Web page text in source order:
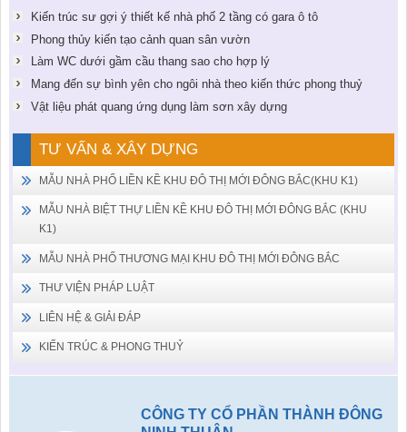
Kiến trúc sư gợi ý thiết kế nhà phố 2 tầng có gara ô tô
Phong thủy kiến tạo cảnh quan sân vườn
Làm WC dưới gầm cầu thang sao cho hợp lý
Mang đến sự bình yên cho ngôi nhà theo kiến thức phong thuỷ
Vật liệu phát quang ứng dụng làm sơn xây dựng
TƯ VẤN & XÂY DỰNG
MẪU NHÀ PHỐ LIỀN KỀ KHU ĐÔ THỊ MỚI ĐÔNG BẮC(KHU K1)
MẪU NHÀ BIỆT THỰ LIỀN KỀ KHU ĐÔ THỊ MỚI ĐÔNG BẮC (KHU
K1)
MẪU NHÀ PHỐ THƯƠNG MẠI KHU ĐÔ THỊ MỚI ĐÔNG BẮC
THƯ VIỆN PHÁP LUẬT
LIÊN HỆ & GIẢI ĐÁP
KIẾN TRÚC & PHONG THUỶ
CÔNG TY CỔ PHẦN THÀNH ĐÔNG